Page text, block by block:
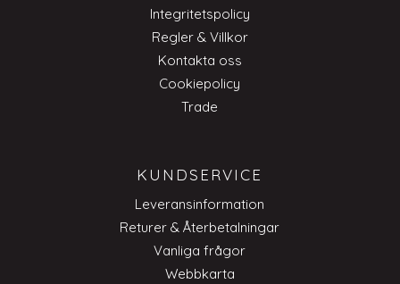
Integritetspolicy
Regler & Villkor
Kontakta oss
Cookiepolicy
Trade
KUNDSERVICE
Leveransinformation
Returer & Återbetalningar
Vanliga frågor
Webbkarta